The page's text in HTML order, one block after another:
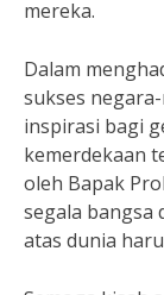
mereka.
Dalam
sukses
inspirasi bagi
kemerdekaan
oleh Bapak
segala bangsa
atas dunia